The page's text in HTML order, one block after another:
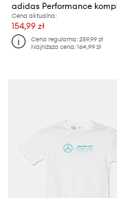
Cena aktualna:
154,99 zł
Cena regularna:259,99 zł
Najniższa cena:164,99 zł